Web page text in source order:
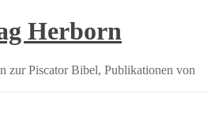
Herborn
zur Piscator Bibel, Publikationen von